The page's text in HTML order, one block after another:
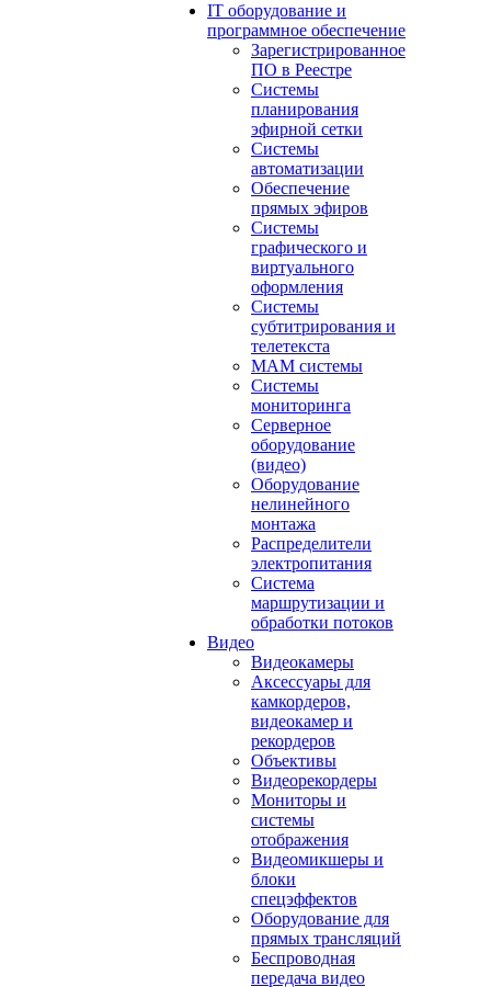
IT оборудование и
программное обеспечение
Зарегистрированное
ПО в Реестре
Системы
планирования
эфирной сетки
Системы
автоматизации
Обеспечение
прямых эфиров
Системы
графического и
виртуального
оформления
Системы
субтитрирования и
телетекста
MAM системы
Системы
мониторинга
Серверное
оборудование
(видео)
Оборудование
нелинейного
монтажа
Распределители
электропитания
Система
маршрутизации и
обработки потоков
Видео
Видеокамеры
Аксессуары для
камкордеров,
видеокамер и
рекордеров
Объективы
Видеорекордеры
Мониторы и
системы
отображения
Видеомикшеры и
блоки
спецэффектов
Оборудование для
прямых трансляций
Беспроводная
передача видео